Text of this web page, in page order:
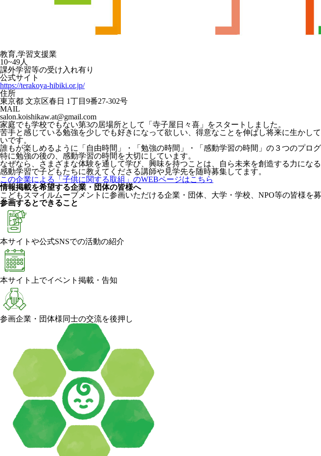
教育,学習支援業
10~49人
課外学習等の受け入れ有り
公式サイト
https://terakoya-hibiki.or.jp/
住所
東京都 文京区春日 1丁目9番27-302号
MAIL
salon.koishikaw.at@gmail.com
家庭でも学校でもない第3の居場所として「寺子屋日々喜」をスタートしました。
苦手と感じている勉強を少しでも好きになって欲しい、得意なことを伸ばし将来に生か
いです。
誰もが楽しめるように「自由時間」・「勉強の時間」・「感動学習の時間」の３つのプログ
特に勉強の後の、感動学習の時間を大切にしています。
なぜなら、さまざまな体験を通して学び、興味を持つことは、自ら未来を創造する力にな
感動学習で子どもたちに教えてくださる講師や見学先を随時募集してます。
この企業による「子供に関する取組」のWEBページはこちら
情報掲載を希望する企業・団体の皆様へ
こどもスマイルムーブメントに参画いただける企業・団体、大学・学校、NPO等の皆様を募
参画するとできること
本サイトや公式SNSでの活動の紹介
本サイト上でイベント掲載・告知
参画企業・団体様同士の交流を後押し